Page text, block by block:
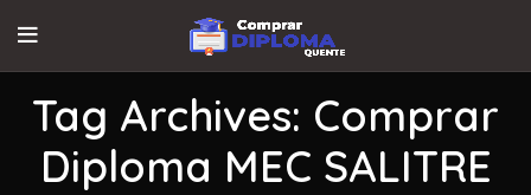
Tag Archives: Comprar
Diploma MEC SALITRE